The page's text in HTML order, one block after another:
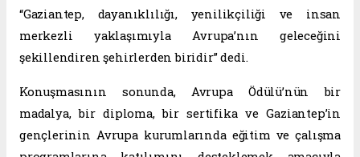
“Gaziantep, dayanıklılığı, yenilikçiliği ve insan
merkezli yaklaşımıyla Avrupa’nın geleceğini
şekillendiren şehirlerden biridir” dedi.
Konuşmasının sonunda, Avrupa Ödülü’nün bir
madalya, bir diploma, bir sertifika ve Gaziantep’in
gençlerinin Avrupa kurumlarında eğitim ve çalışma